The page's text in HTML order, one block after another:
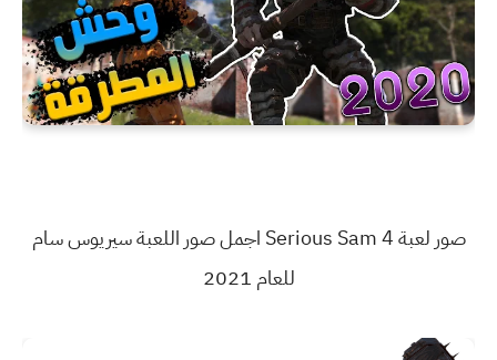
صور لعبة Serious Sam 4 اجمل صور اللعبة سيريوس سام
للعام 2021